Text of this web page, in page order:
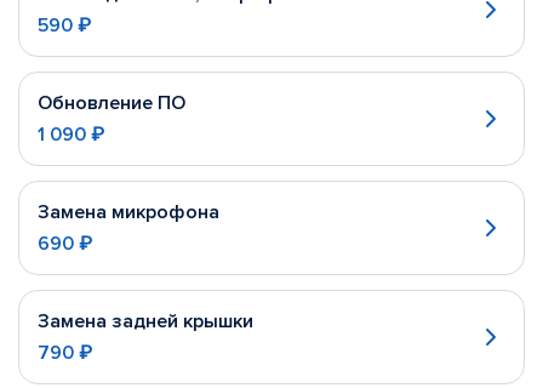
590 ₽
Обновление ПО
1 090 ₽
Замена микрофона
690 ₽
Замена задней крышки
790 ₽